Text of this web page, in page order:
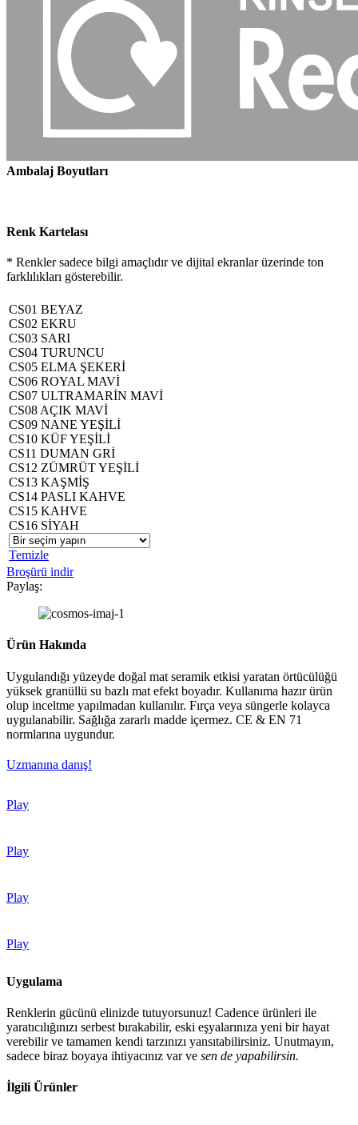
Ambalaj Boyutları
Renk Kartelası
* Renkler sadece bilgi amaçlıdır ve dijital ekranlar üzerinde ton
farklılıkları gösterebilir.
CS01 BEYAZ
CS02 EKRU
CS03 SARI
CS04 TURUNCU
CS05 ELMA ŞEKERİ
CS06 ROYAL MAVİ
CS07 ULTRAMARİN MAVİ
CS08 AÇIK MAVİ
CS09 NANE YEŞİLİ
CS10 KÜF YEŞİLİ
CS11 DUMAN GRİ
CS12 ZÜMRÜT YEŞİLİ
CS13 KAŞMİŞ
CS14 PASLI KAHVE
CS15 KAHVE
CS16 SİYAH
Temizle
Broşürü indir
Paylaş:
Ürün Hakında
Uygulandığı yüzeyde doğal mat seramik etkisi yaratan örtücülüğü
yüksek granüllü su bazlı mat efekt boyadır. Kullanıma hazır ürün
olup inceltme yapılmadan kullanılır. Fırça veya süngerle kolayca
uygulanabilir. Sağlığa zararlı madde içermez. CE & EN 71
normlarına uygundur.
Uzmanına danış!
Play
Play
Play
Play
Uygulama
Renklerin gücünü elinizde tutuyorsunuz! Cadence ürünleri ile
yaratıcılığınızı serbest bırakabilir, eski eşyalarınıza yeni bir hayat
verebilir ve tamamen kendi tarzınızı yansıtabilirsiniz. Unutmayın,
sadece biraz boyaya ihtiyacınız var ve sen de yapabilirsin.
İlgili Ürünler